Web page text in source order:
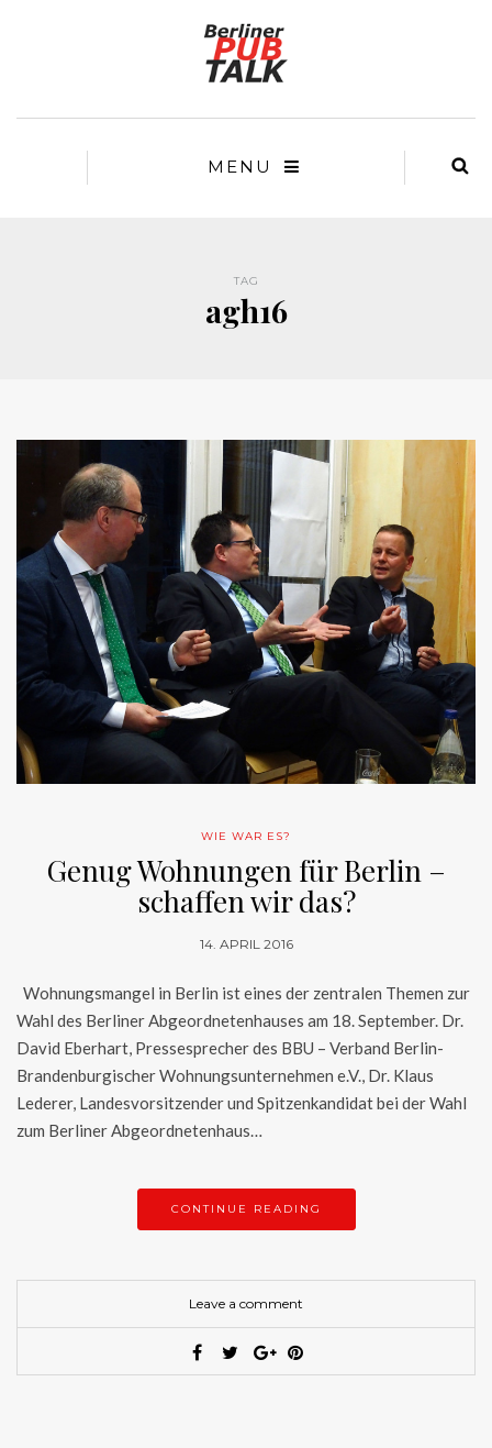
MENU
TAG
agh16
WIE WAR ES?
Genug Wohnungen für Berlin –
schaffen wir das?
14. APRIL 2016
Wohnungsmangel in Berlin ist eines der zentralen Themen zur
Wahl des Berliner Abgeordnetenhauses am 18. September. Dr.
David Eberhart, Pressesprecher des BBU – Verband Berlin-
Brandenburgischer Wohnungsunternehmen e.V., Dr. Klaus
Lederer, Landesvorsitzender und Spitzenkandidat bei der Wahl
zum Berliner Abgeordnetenhaus…
CONTINUE READING
Leave a comment